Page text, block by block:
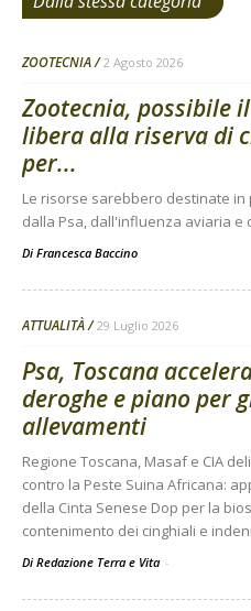
ZOOTECNIA 2 Agosto 2026
Zootecnia, possibile
libera alla riserva di
per...
Le risorse sarebbero destinate
dalla Psa, dall'influenza aviaria e
Di Francesca Baccino
ATTUALITÀ 29 Luglio 2026
Psa, Toscana
deroghe e piano per
allevamenti
Regione Toscana, Masaf e CIA
contro la Peste Suina Africana:
della Cinta Senese Dop per la
contenimento dei cinghiali e
Di Redazione Terra e Vita -